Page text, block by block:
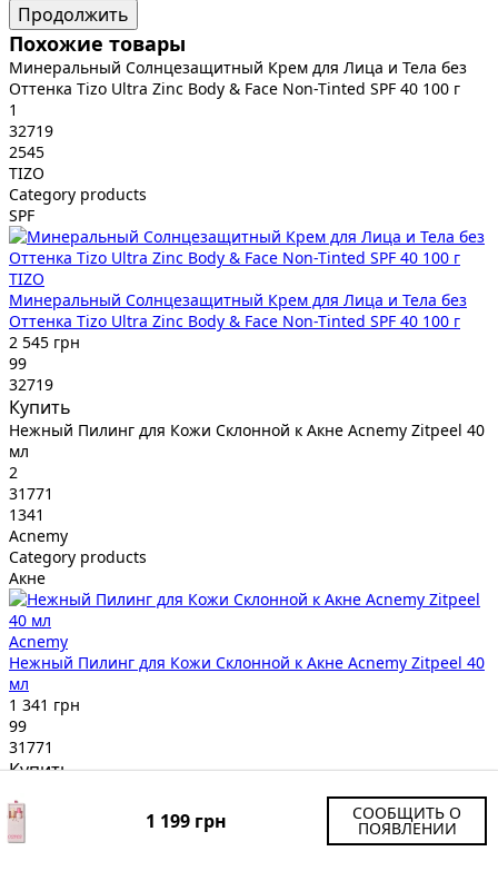
1 199 грн СООБЩИТЬ О
ПОЯВЛЕНИИ
Продолжить
Похожие товары
Минеральный Солнцезащитный Крем для Лица и Тела без
Оттенка Tizo Ultra Zinc Body & Face Non-Tinted SPF 40 100 г
1
32719
2545
TIZO
Category products
SPF
TIZO
Минеральный Солнцезащитный Крем для Лица и Тела без
Оттенка Tizo Ultra Zinc Body & Face Non-Tinted SPF 40 100 г
2 545 грн
99
32719
Купить
Нежный Пилинг для Кожи Склонной к Акне Acnemy Zitpeel 40
мл
2
31771
1341
Acnemy
Category products
Акне
Acnemy
Нежный Пилинг для Кожи Склонной к Акне Acnemy Zitpeel 40
мл
1 341 грн
99
31771
Купить
Солнцезащитный Крем SPF 50 MZ Skin Expert UV Protector 60
мл
3